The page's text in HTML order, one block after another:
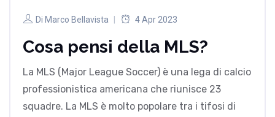
Di Marco Bellavista 4 Apr 2023
Cosa pensi della MLS?
La MLS (Major League Soccer) è una lega di calcio
professionistica americana che riunisce 23
squadre. La MLS è molto popolare tra i tifosi di